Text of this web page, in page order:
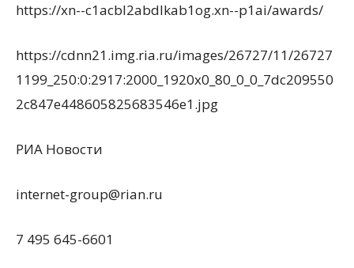
https://xn--c1acbl2abdlkab1og.xn--p1ai/awards/
https://cdnn21.img.ria.ru/images/26727/11/26727
1199_250:0:2917:2000_1920x0_80_0_0_7dc209550
2c847e448605825683546e1.jpg
РИА Новости
internet-group@rian.ru
7 495 645-6601